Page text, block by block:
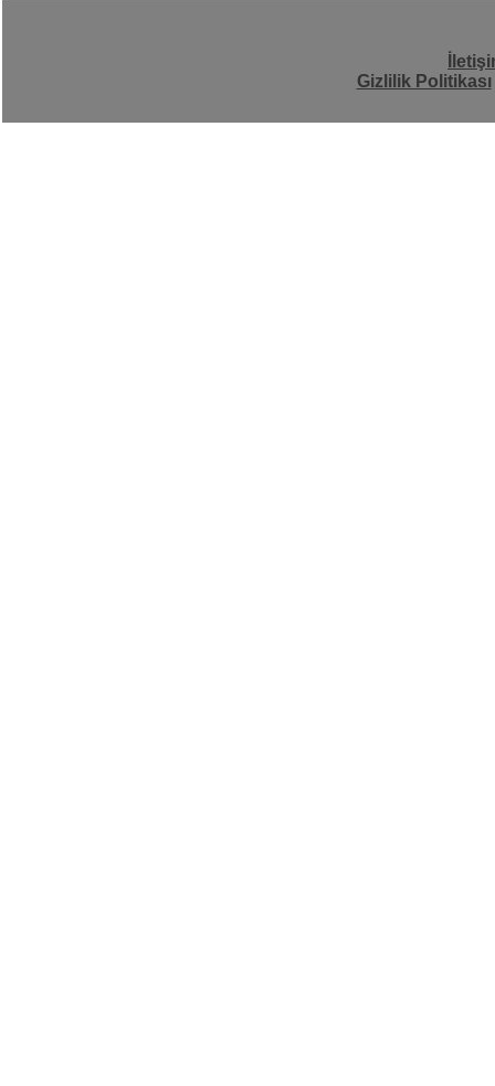
Gizlilik Politikası